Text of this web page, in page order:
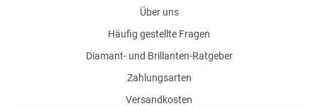
Über uns
Häufig gestellte Fragen
Diamant- und Brillanten-Ratgeber
Zahlungsarten
Versandkosten